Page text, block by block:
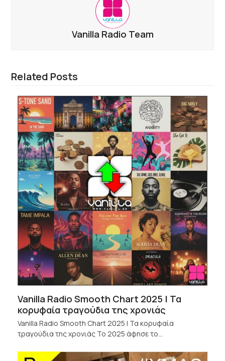
Vanilla Radio Team
Related Posts
Vanilla Radio Smooth Chart 2025 | Τα
κορυφαία τραγούδια της χρονιάς
Vanilla Radio Smooth Chart 2025 | Τα κορυφαία
τραγούδια της χρονιάς Το 2025 άφησε το…